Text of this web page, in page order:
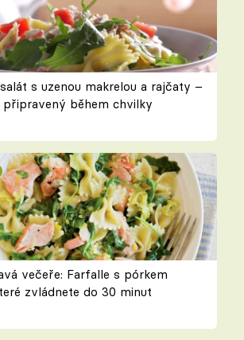
s uzenou makrelou a rajčaty –
během chvilky
večeře: Farfalle s pórkem
zvládnete do 30 minut